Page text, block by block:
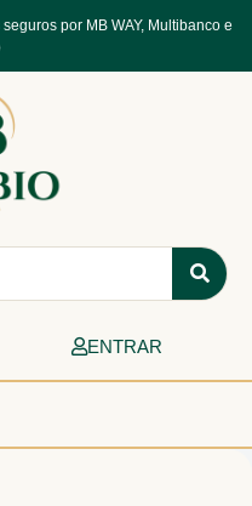
por MB WAY, Multibanco e
ENTRAR